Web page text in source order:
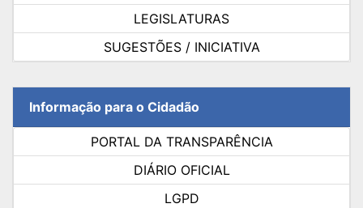
LEGISLATURAS
SUGESTÕES / INICIATIVA
Informação para o Cidadão
PORTAL DA TRANSPARÊNCIA
DIÁRIO OFICIAL
LGPD